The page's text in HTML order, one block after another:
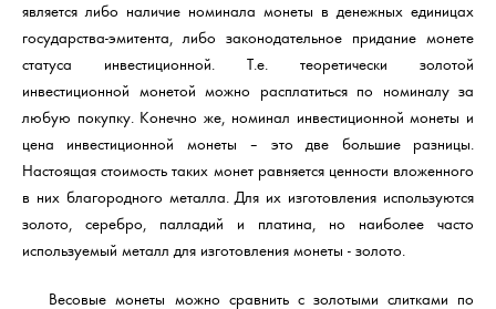
является либо наличие номинала монеты в денежных единицах
государства-эмитента, либо законодательное придание монете
статуса инвестиционной. Т.е. теоретически золотой
инвестиционной монетой можно расплатиться по номиналу за
любую покупку. Конечно же, номинал инвестиционной монеты и
цена инвестиционной монеты – это две большие разницы.
Настоящая стоимость таких монет равняется ценности вложенного
в них благородного металла. Для их изготовления используются
золото, серебро, палладий и платина, но наиболее часто
используемый металл для изготовления монеты - золото.
Весовые монеты можно сравнить с золотыми слитками по